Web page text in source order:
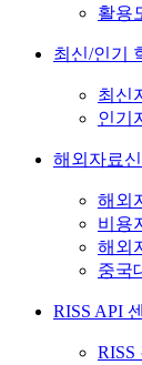
활용
최신/인기
최신
인기
해외자료
해외
비용
해외
중국
RISS API
RISS